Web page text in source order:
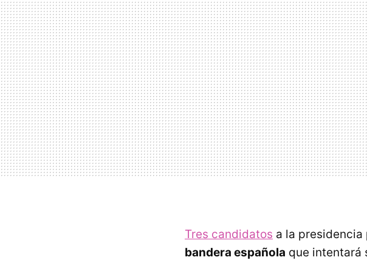
Tres candidatos a la presidencia
bandera española que intentará